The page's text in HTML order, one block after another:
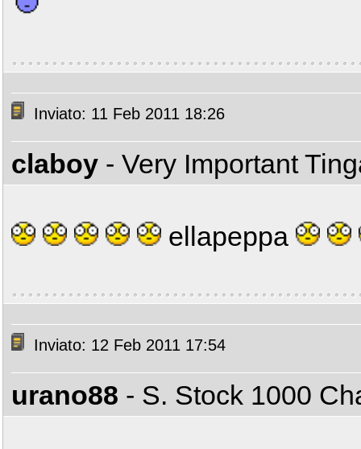
Inviato: 11 Feb 2011 18:26
claboy - Very Important
ellapeppa
Inviato: 12 Feb 2011 17:54
urano88 - S. Stock 1000